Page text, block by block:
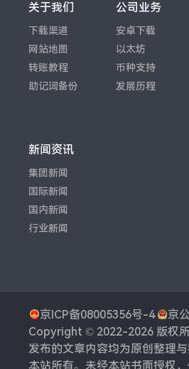
关于我们
下载渠道
网站地图
转账教程
助记词备份
公司业务
安卓下载
以太坊
币种支持
发展历程
新闻资讯
集团新闻
国际新闻
国内新闻
行业新闻
京ICP备08005356号-4
京
Copyright © 2022-2026 版权
发布的文章内容均为原创整理
本站所有。未经本站书面授权